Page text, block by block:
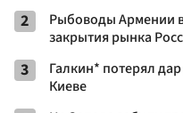
2
Рыбоводы Армении
закрытия рынка
3
Галкин* потерял
Киеве